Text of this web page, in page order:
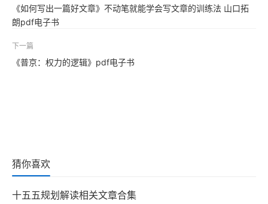
《如何写出一篇好文章》不动笔就能学会写文章的训练法 山口拓
朗pdf电子书
下一篇
《普京：权力的逻辑》pdf电子书
猜你喜欢
十五五规划解读相关文章合集